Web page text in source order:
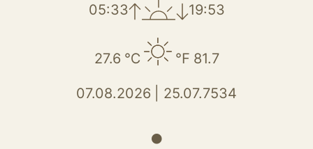
05:33 19:53
27.6 ℃ ℉ 81.7
07.08.2026 25.07.7534